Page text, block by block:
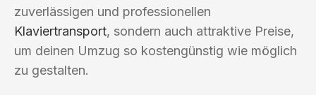
zuverlässigen und professionellen
Klaviertransport, sondern auch attraktive Preise,
um deinen Umzug so kostengünstig wie möglich
zu gestalten.